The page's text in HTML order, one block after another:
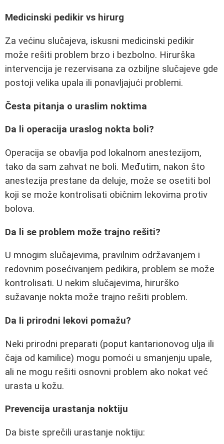
Medicinski pedikir vs hirurg
Za većinu slučajeva, iskusni medicinski pedikir
može rešiti problem brzo i bezbolno. Hirurška
intervencija je rezervisana za ozbiljne slučajeve gde
postoji velika upala ili ponavljajući problemi.
Česta pitanja o uraslim noktima
Da li operacija uraslog nokta boli?
Operacija se obavlja pod lokalnom anestezijom,
tako da sam zahvat ne boli. Međutim, nakon što
anestezija prestane da deluje, može se osetiti bol
koji se može kontrolisati običnim lekovima protiv
bolova.
Da li se problem može trajno rešiti?
U mnogim slučajevima, pravilnim održavanjem i
redovnim posećivanjem pedikira, problem se može
kontrolisati. U nekim slučajevima, hirurško
sužavanje nokta može trajno rešiti problem.
Da li prirodni lekovi pomažu?
Neki prirodni preparati (poput kantarionovog ulja ili
čaja od kamilice) mogu pomoći u smanjenju upale,
ali ne mogu rešiti osnovni problem ako nokat već
urasta u kožu.
Prevencija urastanja noktiju
Da biste sprečili urastanje noktiju: